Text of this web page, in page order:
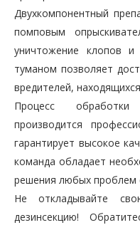
Двухкомпонентный
помповым
уничтожение клопов
туманом позволяет
вредителей,
Процесс
производится
гарантирует высокое
команда обладает
решения любых проблем
Не откладывайте
дезинсекцию!